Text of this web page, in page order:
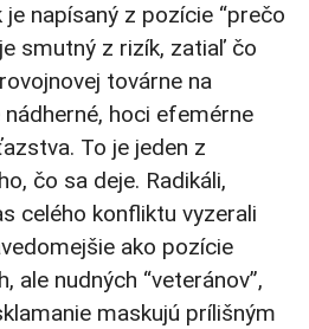
napísaný z pozície “prečo
smutný z rizík, zatiaľ čo
továrne na
hoci efemérne
To je jeden z
čo sa deje. Radikáli,
celého konfliktu vyzerali
ako pozície
ale nudných “veteránov”,
maskujú prílišným